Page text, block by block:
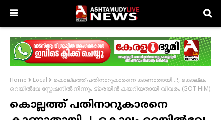
Home Local
കൊല്ലത്ത് പതിനാറുകാരനെ കാണാതായി...!, കൊല്ലം
റെയിൽവേ സ്റ്റേഷനിൽ നിന്നും ട്രെയിൻ കയറിയതായി വിവരം (GOT HIM)
കൊല്ലത്ത് പതിനാറുകാരനെ